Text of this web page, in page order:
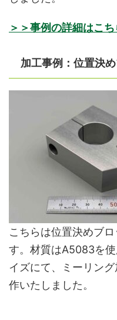
＞＞事例の詳細はこち
加工事例：位置決
こちらは位置決めブ
す。材質はA5083を
イズにて、ミーリン
作いたしました。